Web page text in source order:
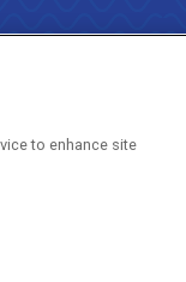
Copyright ® 2026 -
to enhance site